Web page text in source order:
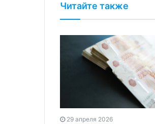
Читайте также
29 апреля 2026